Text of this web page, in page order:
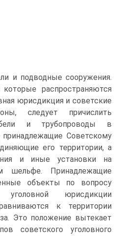
и подводные сооружения.
распространяются
юрисдикция и советские
следует причислить
и трубопроводы в
Советскому
его территории, а
и иные установки на
шельфе. Принадлежащие
объекты по вопросу
уголовной юрисдикции
к территории
Это положение вытекает
советского уголовного